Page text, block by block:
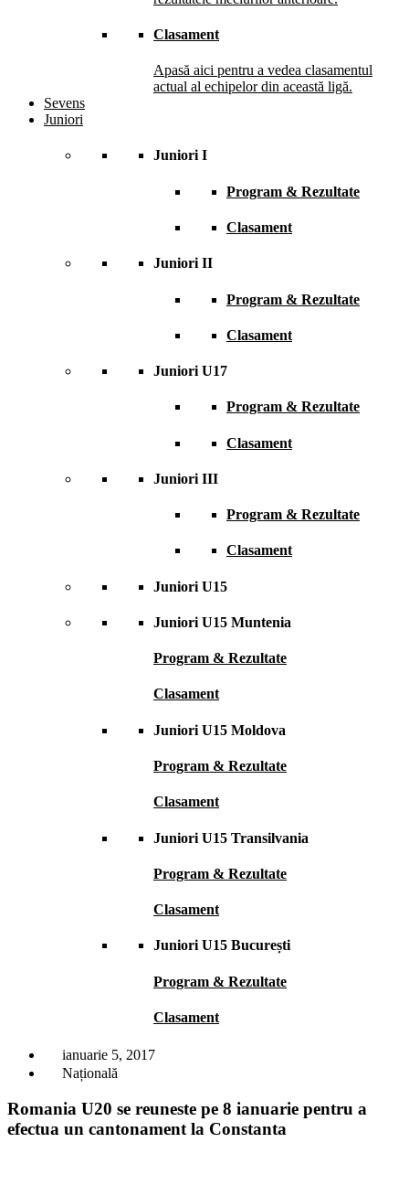
Clasament
Apasă aici pentru a vedea clasamentul
actual al echipelor din această ligă.
Sevens
Juniori
Juniori I
Program & Rezultate
Clasament
Juniori II
Program & Rezultate
Clasament
Juniori U17
Program & Rezultate
Clasament
Juniori III
Program & Rezultate
Clasament
Juniori U15
Juniori U15 Muntenia
Program & Rezultate
Clasament
Juniori U15 Moldova
Program & Rezultate
Clasament
Juniori U15 Transilvania
Program & Rezultate
Clasament
Juniori U15 București
Program & Rezultate
Clasament
ianuarie 5, 2017
Națională
Romania U20 se reuneste pe 8 ianuarie pentru a
efectua un cantonament la Constanta